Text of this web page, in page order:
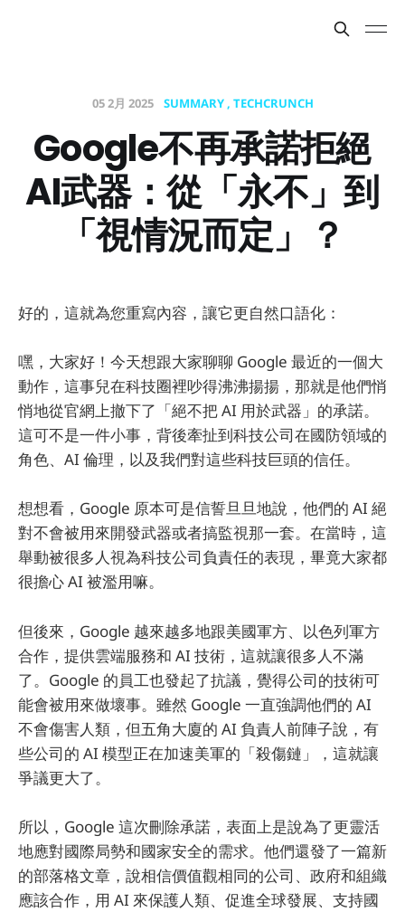
05 2月 2025 SUMMARY TECHCRUNCH
Google不再承諾拒絕
AI武器：從「永不」到
「視情況而定」？
好的，這就為您重寫內容，讓它更自然口語化：
嘿，大家好！今天想跟大家聊聊 Google 最近的一個大
動作，這事兒在科技圈裡吵得沸沸揚揚，那就是他們悄
悄地從官網上撤下了「絕不把 AI 用於武器」的承諾。
這可不是一件小事，背後牽扯到科技公司在國防領域的
角色、AI 倫理，以及我們對這些科技巨頭的信任。
想想看，Google 原本可是信誓旦旦地說，他們的 AI 絕
對不會被用來開發武器或者搞監視那一套。在當時，這
舉動被很多人視為科技公司負責任的表現，畢竟大家都
很擔心 AI 被濫用嘛。
但後來，Google 越來越多地跟美國軍方、以色列軍方
合作，提供雲端服務和 AI 技術，這就讓很多人不滿
了。Google 的員工也發起了抗議，覺得公司的技術可
能會被用來做壞事。雖然 Google 一直強調他們的 AI
不會傷害人類，但五角大廈的 AI 負責人前陣子說，有
些公司的 AI 模型正在加速美軍的「殺傷鏈」，這就讓
爭議更大了。
所以，Google 這次刪除承諾，表面上是說為了更靈活
地應對國際局勢和國家安全的需求。他們還發了一篇新
的部落格文章，說相信價值觀相同的公司、政府和組織
應該合作，用 AI 來保護人類、促進全球發展、支持國